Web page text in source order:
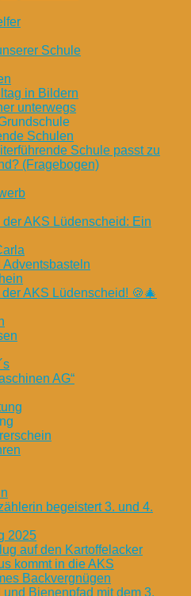
Schule
in Bildern
unterwegs
Schulen
Schule passt zu
(Fragebogen)
AKS Lüdenscheid: Ein
AKS Lüdenscheid! 🍪🎄
AG“
begeistert 3. und 4.
2025
auf den Kartoffelacker
kommt in die AKS
Backvergnügen
und Bienenpfad mit dem 3.